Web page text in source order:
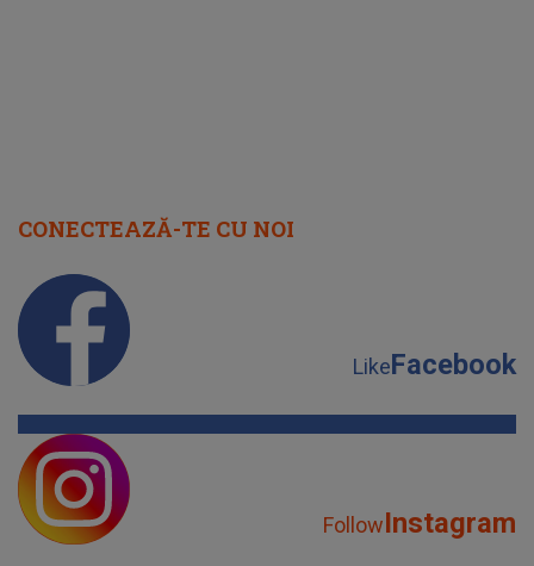
CONECTEAZĂ-TE CU NOI
LikeFacebook
FollowInstagram